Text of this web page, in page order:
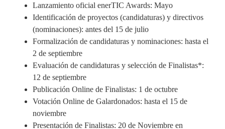
Lanzamiento oficial enerTIC Awards: Mayo
Identificación de proyectos (candidaturas) y directivos
(nominaciones): antes del 15 de julio
Formalización de candidaturas y nominaciones: hasta el
2 de septiembre
Evaluación de candidaturas y selección de Finalistas*:
12 de septiembre
Publicación Online de Finalistas: 1 de octubre
Votación Online de Galardonados: hasta el 15 de
noviembre
Presentación de Finalistas: 20 de Noviembre en